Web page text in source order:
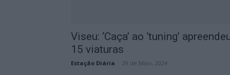
Viseu: ‘Caça’ ao ‘tuning’
15 viaturas
Estação Diária 29 de Maio, 2024